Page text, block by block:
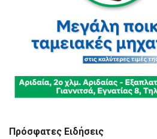
Πρόσφατες Ειδήσεις